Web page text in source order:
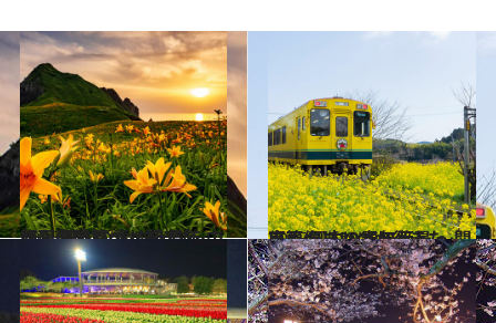
2025.4.6
【画像】いつか行きたい！ 日本の春の絶景 ～中部・北陸篇～（2025年版）
旅＆お出かけ 2025.4.5
【画像】いつか行きたい！ 日本の春の絶景 ～関東篇～（2025年版）
旅＆お出かけ